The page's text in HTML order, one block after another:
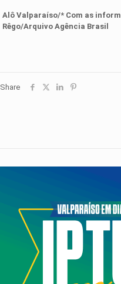
Alô Valparaíso/* Com as
Rêgo/Arquivo Agência Brasil
Share